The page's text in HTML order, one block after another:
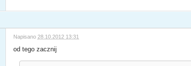
Napisano 28.10.2012 13:31
od tego zacznij